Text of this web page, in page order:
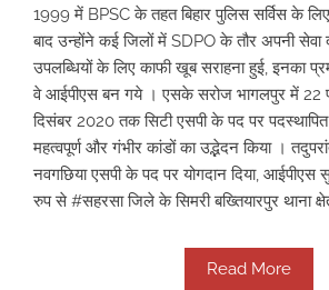
1999 में BPSC के तहत बिहार पुलिस सर्विस के
बाद उन्होंने कई जिलों में SDPO के तौर अपनी सेवा
उपलब्धियों के लिए काफी खूब सराहना हुई, इनका
वे आईपीएस बन गये । एसके सरोज भागलपुर में 22
दिसंबर 2020 तक सिटी एसपी के पद पर
महत्वपूर्ण और गंभीर कांडों का उद्भेदन किया ।
नवगछिया एसपी के पद पर योगदान दिया,
रुप से #सहरसा जिले के सिमरी बख्तियारपुर थाना
Read More